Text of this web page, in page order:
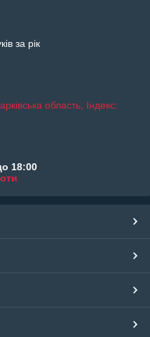
за рік
область, Індекс:
18:00